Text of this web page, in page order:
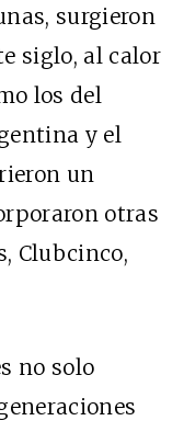
surgieron
siglo, al calor
los del
y el
un
otras
Clubcinco,
no solo